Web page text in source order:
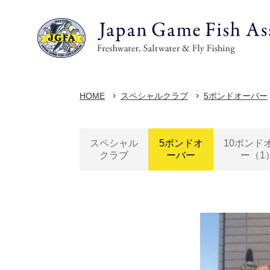
HOME スペシャルクラブ 5ポンドオーバー
スペシャル
クラブ
5ポンドオ
ーバー
10ポンド
ー（1